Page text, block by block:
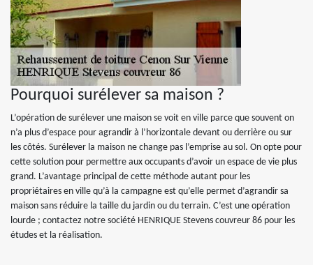
Pourquoi surélever sa maison ?
L’opération de surélever une maison se voit en ville parce que souvent on
n’a plus d’espace pour agrandir à l’horizontale devant ou derrière ou sur
les côtés. Surélever la maison ne change pas l’emprise au sol. On opte pour
cette solution pour permettre aux occupants d’avoir un espace de vie plus
grand. L’avantage principal de cette méthode autant pour les
propriétaires en ville qu’à la campagne est qu’elle permet d’agrandir sa
maison sans réduire la taille du jardin ou du terrain. C’est une opération
lourde ; contactez notre société HENRIQUE Stevens couvreur 86 pour les
études et la réalisation.